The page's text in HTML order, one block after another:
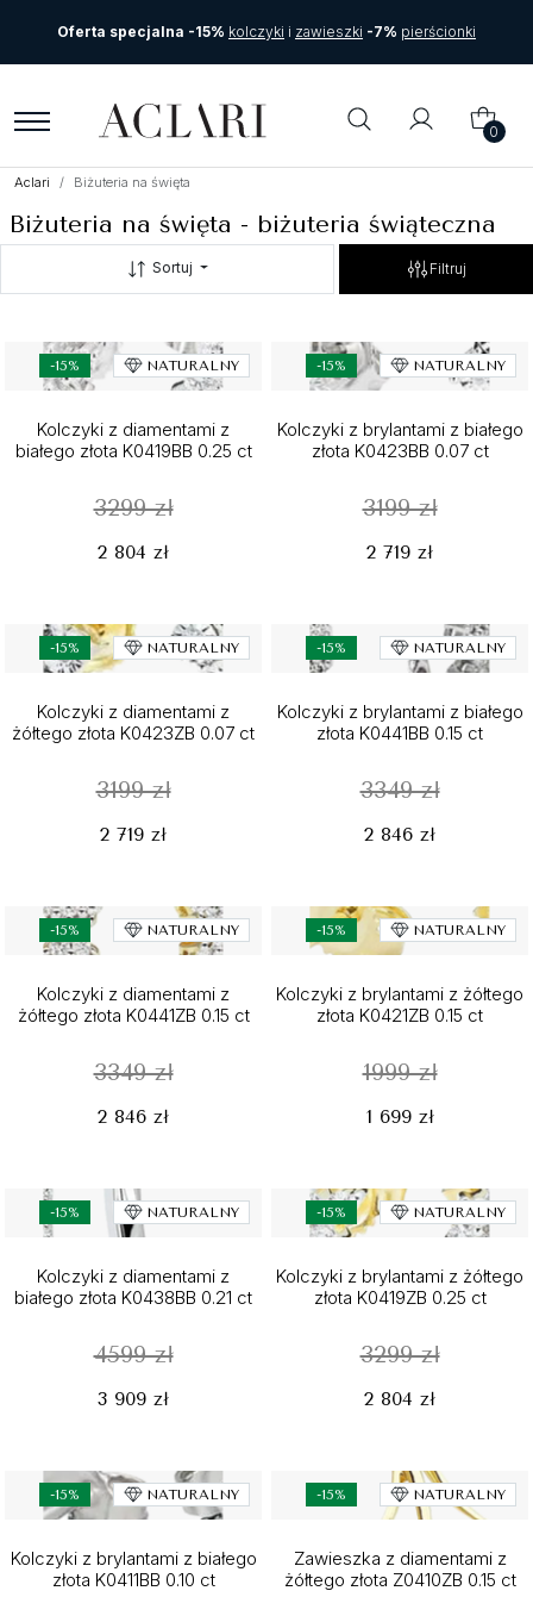
Oferta specjalna -15% kolczyki i zawieszki -7% pierścionki
0
Aclari Biżuteria na święta
Biżuteria na święta - biżuteria świąteczna
Sortuj Filtruj
-15% NATURALNY
Kolczyki z diamentami z
białego złota K0419BB 0.25 ct
3299 zł
2 804 zł
-15% NATURALNY
Kolczyki z brylantami z białego
złota K0423BB 0.07 ct
3199 zł
2 719 zł
-15% NATURALNY
Kolczyki z diamentami z
żółtego złota K0423ZB 0.07 ct
3199 zł
2 719 zł
-15% NATURALNY
Kolczyki z brylantami z białego
złota K0441BB 0.15 ct
3349 zł
2 846 zł
-15% NATURALNY
Kolczyki z diamentami z
żółtego złota K0441ZB 0.15 ct
3349 zł
2 846 zł
-15% NATURALNY
Kolczyki z brylantami z żółtego
złota K0421ZB 0.15 ct
1999 zł
1 699 zł
-15% NATURALNY
Kolczyki z diamentami z
białego złota K0438BB 0.21 ct
4599 zł
3 909 zł
-15% NATURALNY
Kolczyki z brylantami z żółtego
złota K0419ZB 0.25 ct
3299 zł
2 804 zł
-15% NATURALNY
Kolczyki z brylantami z białego
złota K0411BB 0.10 ct
-15% NATURALNY
Zawieszka z diamentami z
żółtego złota Z0410ZB 0.15 ct